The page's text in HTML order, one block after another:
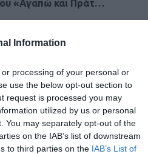
Information
processing of your personal or
use the below opt-out section to
request is processed you may
utilized by us or personal
You may separately opt-out of the
on the IAB’s list of downstream
to third parties on the IAB’s List of
«Αγαπώ και Πράτ…